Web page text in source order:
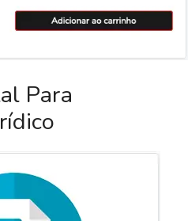
Para